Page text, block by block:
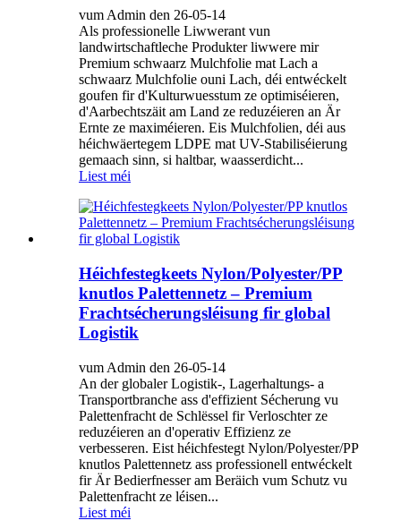
vum Admin den 26-05-14
Als professionelle Liwwerant vun
landwirtschaftleche Produkter liwwere mir
Premium schwaarz Mulchfolie mat Lach a
schwaarz Mulchfolie ouni Lach, déi entwéckelt
goufen fir d'Kulturwuesstum ze optimiséieren,
d'Aarbechtszäit am Land ze reduzéieren an Är
Ernte ze maximéieren. Eis Mulchfolien, déi aus
héichwäertegem LDPE mat UV-Stabiliséierung
gemaach sinn, si haltbar, waasserdicht...
Liest méi
Héichfestegkeets Nylon/Polyester/PP
knutlos Palettennetz – Premium
Frachtsécherungsléisung fir global
Logistik
vum Admin den 26-05-14
An der globaler Logistik-, Lagerhaltungs- a
Transportbranche ass d'effizient Sécherung vu
Palettenfracht de Schlëssel fir Verloschter ze
reduzéieren an d'operativ Effizienz ze
verbesseren. Eist héichfestegt Nylon/Polyester/PP
knutlos Palettennetz ass professionell entwéckelt
fir Är Bedierfnesser am Beräich vum Schutz vu
Palettenfracht ze léisen...
Liest méi